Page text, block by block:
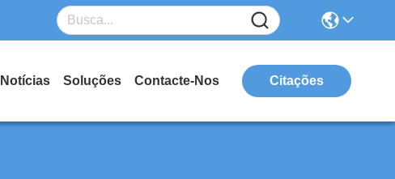
Notícias Soluções Contacte-Nos Citações